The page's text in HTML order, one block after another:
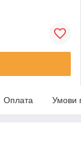
Оплата Умови